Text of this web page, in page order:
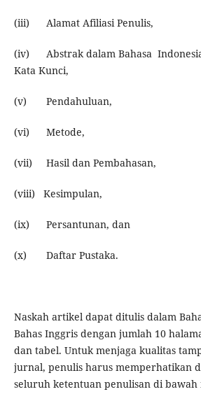
(iii) Alamat Afiliasi Penulis,
(iv) Abstrak dalam Bahasa
Kata Kunci,
(v) Pendahuluan,
(vi) Metode,
(vii) Hasil dan Pembahasan,
(viii) Kesimpulan,
(ix) Persantunan, dan
(x) Daftar Pustaka.
Naskah artikel dapat ditulis dalam
Bahas Inggris dengan jumlah 10
dan tabel. Untuk menjaga kualitas
jurnal, penulis harus memperhatikan
seluruh ketentuan penulisan di bawah